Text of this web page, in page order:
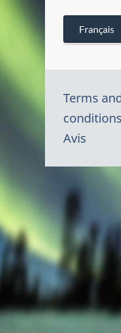
Français
Terms
conditions
Avis